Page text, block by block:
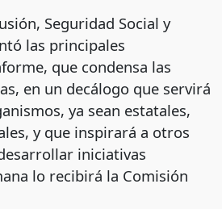
Seguridad Social y
las principales
que condensa las
en un decálogo que servirá
ya sean estatales,
y que inspirará a otros
iniciativas
lo recibirá la Comisión